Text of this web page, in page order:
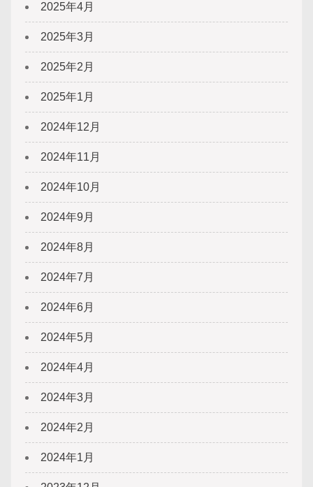
2025年4月
2025年3月
2025年2月
2025年1月
2024年12月
2024年11月
2024年10月
2024年9月
2024年8月
2024年7月
2024年6月
2024年5月
2024年4月
2024年3月
2024年2月
2024年1月